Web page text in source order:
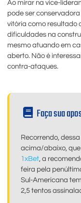
Ao mirar na vice-
pode ser
vitória como resultado
dificuldades na
mesmo atuando em
aberto. Não é
contra-ataques.
Faça sua
Recorrendo,
acima/abaixo,
1xBet, a
feira pela
Sul-Americana
2,5 tentos